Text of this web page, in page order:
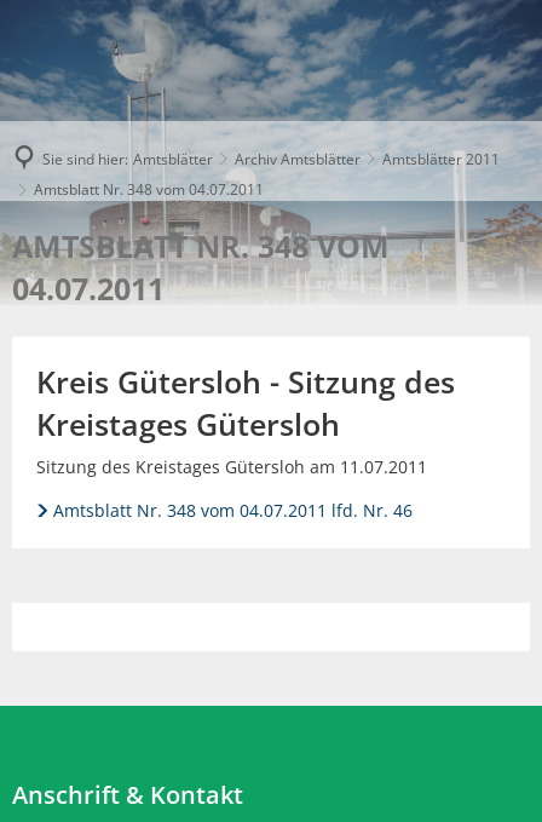
Sie sind hier: Amtsblätter Archiv Amtsblätter
Amtsblätter 2011
Amtsblatt Nr. 348 vom 04.07.2011
AMTSBLATT NR. 348 VOM
04.07.2011
Kreis Gütersloh - Sitzung des
Kreistages Gütersloh
Sitzung des Kreistages Gütersloh am 11.07.2011
Amtsblatt Nr. 348 vom 04.07.2011 lfd. Nr. 46
Anschrift & Kontakt